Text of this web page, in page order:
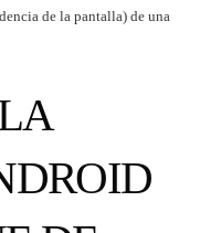
de la pantalla) de una